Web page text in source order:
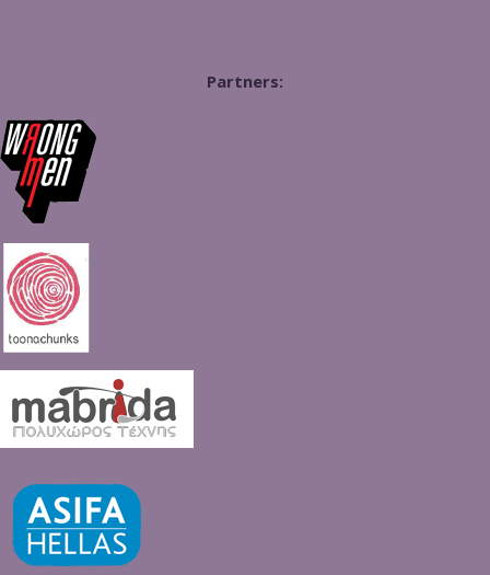
Partners: